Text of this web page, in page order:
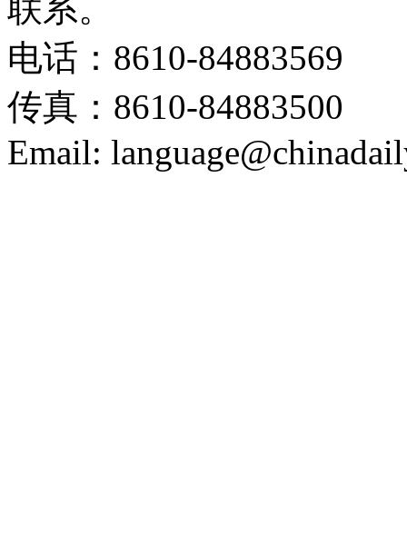
联系。
电话：8610-84883569
传真：8610-84883500
Email: